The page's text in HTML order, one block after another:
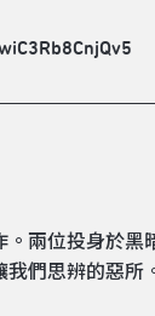
兩位投身於
們思辨的惡所